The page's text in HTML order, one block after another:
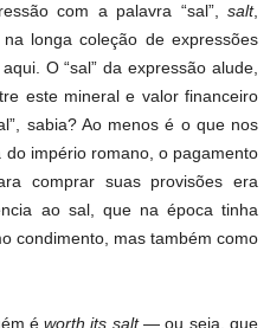
com a palavra “sal”, salt,
longa coleção de expressões
O “sal” da expressão alude,
este mineral e valor financeiro
sabia? Ao menos é o que nos
império romano, o pagamento
comprar suas provisões era
ao sal, que na época tinha
condimento, mas também como
éworth its salt— ou seja, que